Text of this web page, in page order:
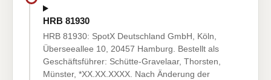
HRB 81930
HRB 81930: SpotX Deutschland GmbH, Köln,
Überseeallee 10, 20457 Hamburg. Bestellt als
Geschäftsführer: Schütte-Gravelaar, Thorsten,
Münster, *XX.XX.XXXX. Nach Änderung der